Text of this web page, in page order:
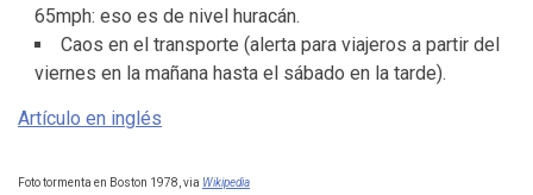
65mph: eso es de nivel huracán.
Caos en el transporte (alerta para viajeros a partir del
viernes en la mañana hasta el sábado en la tarde).
Artículo en inglés
Foto tormenta en Boston 1978, via Wikipedia